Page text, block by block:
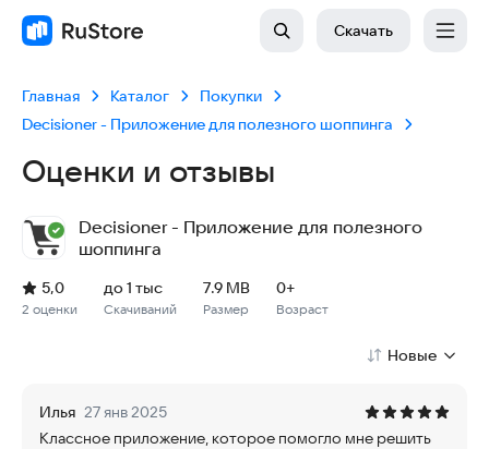
Скачать
Главная Каталог
Покупки
Decisioner - Приложение для полезного шоппинга
Оценки и отзывы
Decisioner - Приложение для полезного
шоппинга
Рейтинг: 5,0, 2 оценки
Скачиваний: до 1 тыс
Размер файла: 7.9 MB
Возрастное ограничение: 7.9 MB
2 оценки
5,0
Скачиваний
до 1 тыс
Размер
7.9 MB
Возраст
0+
Новые
Илья 27 янв 2025
Классное приложение, которое помогло мне решить